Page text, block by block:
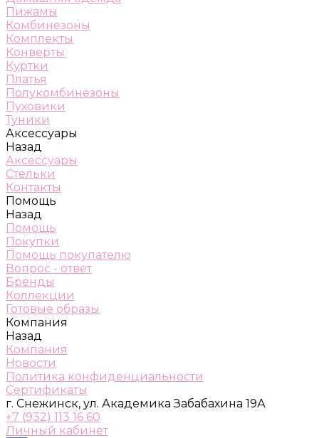
Пижамы
Комбинезоны
Комплекты
Конверты
Куртки
Платья
Полукомбинезоны
Пуховики
Туники
Аксессуары
Назад
Аксессуары
Стельки
Контакты
Помощь
Назад
Помощь
Покупки
Помощь покупателю
Вопрос - ответ
Бренды
Коллекции
Готовые образы
Компания
Назад
Компания
Новости
Политика конфиденциальности
Сертификаты
г. Снежинск, ул. Академика Забабахина 19А
+7 (932) 113 16 60
Личный кабинет